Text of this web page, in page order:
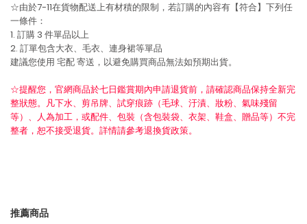
☆由於7-11在貨物配送上有材積的限制，若訂購的內容有【符合】下列任
一條件：
1. 訂購 3 件單品以上
2. 訂單包含大衣、毛衣、連身裙等單品
建議您使用 宅配寄送，以避免購買商品無法如預期出貨。
☆提醒您，官網商品於七日鑑賞期內申請退貨前，請確認商品保持全新完
整狀態。凡下水、剪吊牌、試穿痕跡（毛球、汙漬、妝粉、氣味殘留
等）、人為加工，或配件、包裝（含包裝袋、衣架、鞋盒、贈品等）不完
整者，恕不接受退貨。詳情請參考退換貨政策。
推薦商品